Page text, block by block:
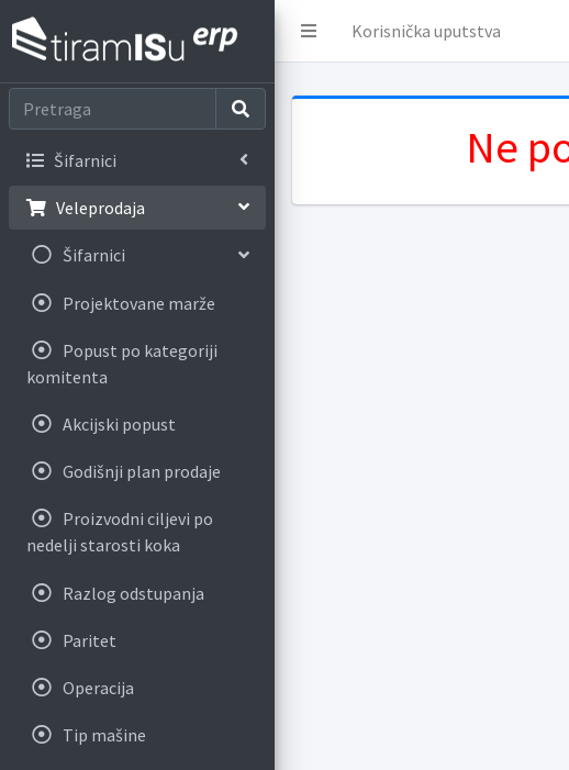
Korisnička uputstva
Šifarnici
Veleprodaja
Šifarnici
Projektovane marže
Popust po kategoriji
komitenta
Akcijski popust
Godišnji plan prodaje
Proizvodni ciljevi po
nedelji starosti koka
Razlog odstupanja
Paritet
Operacija
Tip mašine
Ne